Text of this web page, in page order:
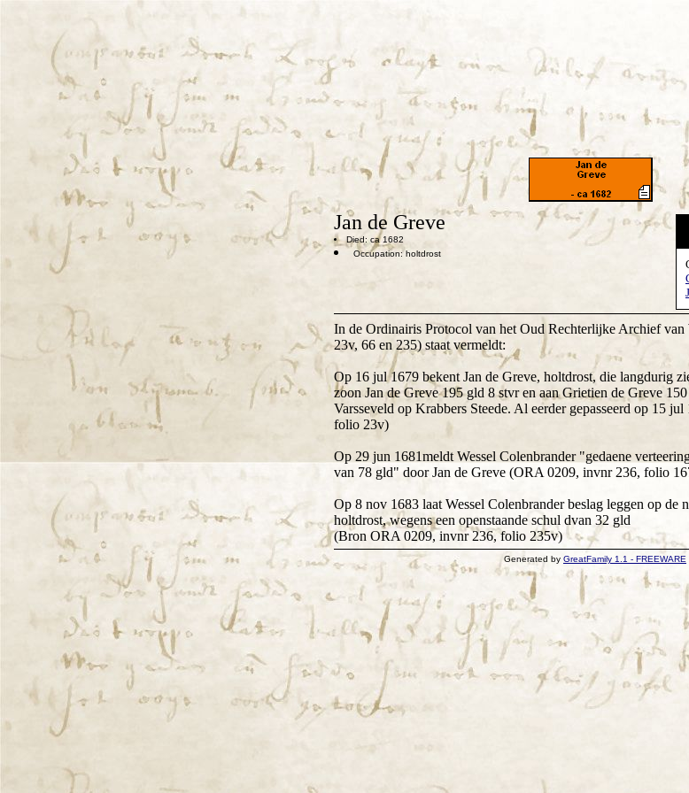
Jan de Greve
Died: ca 1682
Occupation: holtdrost
In de Ordinairis Protocol van het Oud Rechterlijke Archief
23v, 66 en 235) staat vermeldt:
Op 16 jul 1679 bekent Jan de Greve, holtdrost, die langdurig
zoon Jan de Greve 195 gld 8 stvr en aan Grietien de Greve
Varsseveld op Krabbers Steede. Al eerder gepasseerd op 15
folio 23v)
Op 29 jun 1681meldt Wessel Colenbrander "gedaene
van 78 gld" door Jan de Greve (ORA 0209, invnr 236, folio
Op 8 nov 1683 laat Wessel Colenbrander beslag leggen op de
holtdrost, wegens een openstaande schul dvan 32 gld
(Bron ORA 0209, invnr 236, folio 235v)
Generated by GreatFamily 1.1 - FREEWARE